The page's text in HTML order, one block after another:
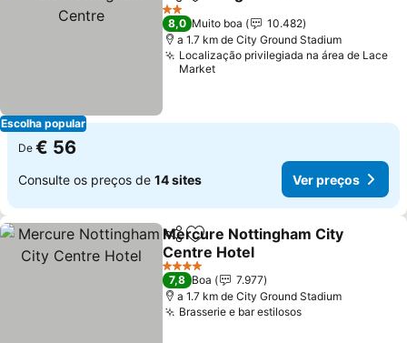
Escolha popular
2 Estrelas
8,0 Muito boa
10.482
a 1.7 km de City Ground Stadium
Localização privilegiada na área de Lace
Market
De € 56
Consulte os preços de 14 sites Ver preços
PartilharAdicionar aos favoritos
Mercure Nottingham City
Centre Hotel
4 Estrelas
7,8 Boa
7.977
a 1.7 km de City Ground Stadium
Brasserie e bar estilosos